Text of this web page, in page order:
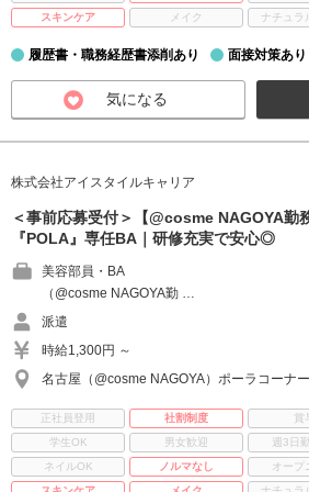
スキンケア メイク ナチュラ
履歴書・職務経歴書添削あり 面接対策あり
気になる
株式会社アイスタイルキャリア
＜事前応募受付＞【@cosme NAGOYA勤
『POLA』専任BA｜研修充実で安心◎
美容部員・BA
（@cosme NAGOYA勤 …
派遣
時給1,300円 ～
名古屋（@cosme NAGOYA）ポーラコーナ
正社員登用 社割制度 賞
学生OK
男女歓迎 週3日
ネイルOK
ノルマなし オープ